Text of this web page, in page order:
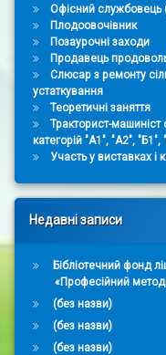
Офісний службовець
Плодоовочівник
Позаурочні заходи
Продавець
Слюсар з ремонту
устаткування
Теоретичні заняття
Тракторист-машиніст
категорій "А1", "А2", "Б1",
Участь у виставках і
Недавні записи
Бібліотечний фонд
«Професійний
(без назви)
(без назви)
(без назви)